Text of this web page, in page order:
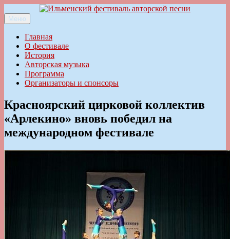
к
содержимому
Ильменский фестиваль авторской песни
Меню
Главная
О фестивале
История
Авторская музыка
Программа
Организаторы и спонсоры
Красноярский цирковой коллектив
«Арлекино» вновь победил на
международном фестивале